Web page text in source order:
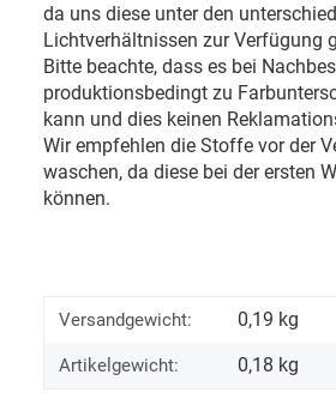
da uns diese unter den
Lichtverhältnissen zur Verfügung
Bitte beachte, dass es bei
produktionsbedingt zu
kann und dies keinen
Wir empfehlen die Stoffe vor der
waschen, da diese bei der ersten
können.
Versandgewicht: 0,19 kg
Artikelgewicht: 0,18 kg